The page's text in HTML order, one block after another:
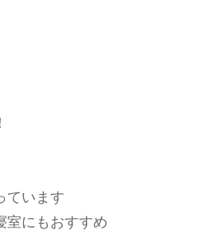
ています
室にもおすすめ